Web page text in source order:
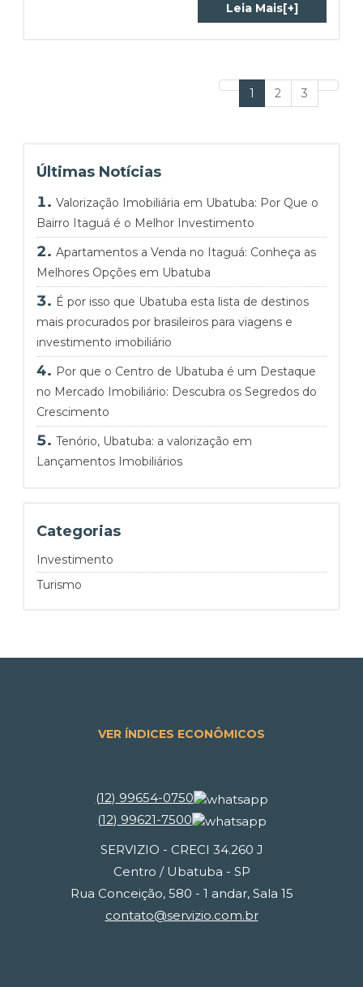
Leia Mais[+]
Previous
1 (current)
2 3 Next
Últimas Notícias
Valorização Imobiliária em Ubatuba: Por Que o
Bairro Itaguá é o Melhor Investimento
Apartamentos a Venda no Itaguá: Conheça as
Melhores Opções em Ubatuba
É por isso que Ubatuba esta lista de destinos
mais procurados por brasileiros para viagens e
investimento imobiliário
Por que o Centro de Ubatuba é um Destaque
no Mercado Imobiliário: Descubra os Segredos do
Crescimento
Tenório, Ubatuba: a valorização em
Lançamentos Imobiliários
Categorias
Investimento
Turismo
VER ÍNDICES ECONÔMICOS
(12) 99654-0750
(12) 99621-7500
SERVIZIO - CRECI 34.260 J
Centro / Ubatuba - SP
Rua Conceição, 580 - 1 andar, Sala 15
contato@servizio.com.br